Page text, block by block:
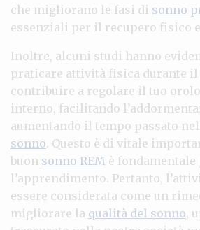
che migliorano le fasi di sonno
essenziali per il recupero fisico
Inoltre, alcuni studi hanno
praticare attività fisica durante
contribuire a regolare il tuo
interno, facilitando
aumentando il tempo passato
sonno. Questo è di vitale
buon sonno REM è
l’apprendimento. Pertanto,
essere considerata come un
migliorare la qualità del sonno,